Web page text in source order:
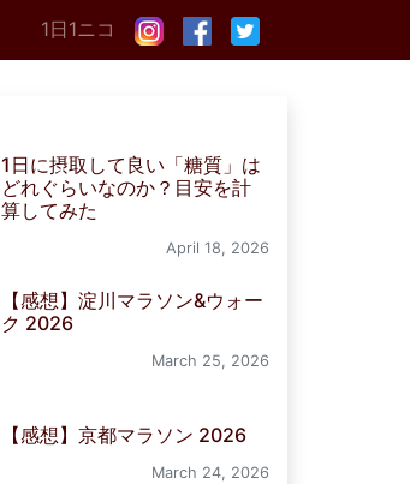
1日1ニコ
1日に摂取して良い「糖質」は
どれぐらいなのか？目安を計
算してみた
April 18, 2026
【感想】淀川マラソン&ウォー
ク 2026
March 25, 2026
【感想】京都マラソン 2026
March 24, 2026